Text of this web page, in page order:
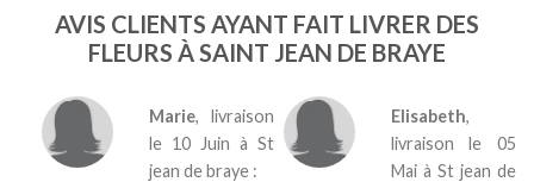
AVIS CLIENTS AYANT FAIT LIVRER DES
FLEURS À SAINT JEAN DE BRAYE
Marie, livraison
le 10 Juin à St
jean de braye :
Elisabeth,
livraison le 05
Maià St jean de